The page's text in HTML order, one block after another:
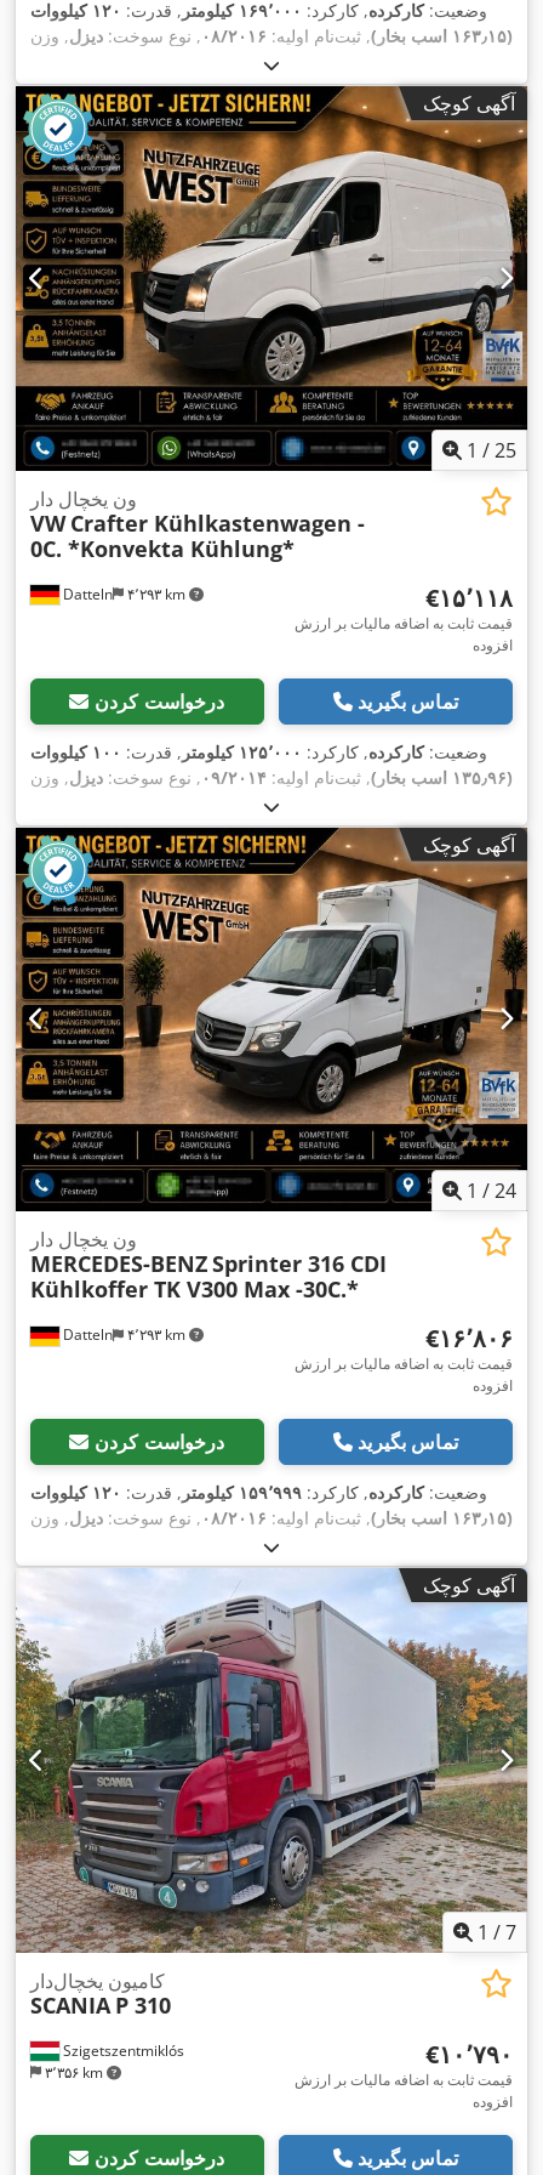
وضعیت:کارکرده, کارکرد: ۱۶۹٬۰۰۰ کیلومتر , قدرت:
۱۲۰ کیلووات
(۱۶۳٫۱۵ اسب بخار)
, ثبت‌نام اولیه: ۰۸/۲۰۱۶ , نوع سوخت: دیزل, وزن
, نوع چرخ‌دنده:
یورو ۶ , تعداد صندلی‌ها:۳, تجهیزات:اِی‌بی‌اِس‎, تهویه مطبوع, فیلتر
دوده, قفل مرکزی, آگهی کوچک
1 /25
Datteln ۴٬۲۹۳ km
ون یخچال دار
VW Crafter Kühlkastenwagen -
0C. *Konvekta Kühlung*
‎€۱۵٬۱۱۸
قیمت ثابت به اضافه مالیات بر ارزش
افزوده
درخواست کردن تماس بگیرید
وضعیت:کارکرده, کارکرد: ۱۲۵٬۰۰۰ کیلومتر , قدرت:
۱۰۰ کیلووات
(۱۳۵٫۹۶ اسب بخار)
, ثبت‌نام اولیه: ۰۹/۲۰۱۴ , نوع سوخت: دیزل, وزن
سفید
انتشار:یورو ۵ , تعداد صندلی‌ها:۳, تجهیزات:اِی‌بی‌اِس‎, تهویه مطبوع,
فیلتر دوده, قفل مرکزی, آگهی کوچک
1 /24
Datteln ۴٬۲۹۳ km
ون یخچال دار
MERCEDES-BENZSprinter 316 CDI
Kühlkoffer TK V300 Max -30C.*
‎€۱۶٬۸۰۶
قیمت ثابت به اضافه مالیات بر ارزش
افزوده
درخواست کردن تماس بگیرید
وضعیت:کارکرده, کارکرد: ۱۵۹٬۹۹۹ کیلومتر , قدرت:
۱۲۰ کیلووات
(۱۶۳٫۱۵ اسب بخار)
, ثبت‌نام اولیه: ۰۸/۲۰۱۶ , نوع سوخت: دیزل, وزن
, نوع چرخ‌دنده:
یورو ۶ , تعداد صندلی‌ها:۳, تجهیزات:اِی‌بی‌اِس‎, تهویه مطبوع, فیلتر
آگهی کوچک
1 /7
Szigetszentmiklós
۳٬۳۵۶ km
کامیون یخچال‌دار
SCANIA P 310
‎€۱۰٬۷۹۰
قیمت ثابت به اضافه مالیات بر ارزش
افزوده
درخواست کردن تماس بگیرید